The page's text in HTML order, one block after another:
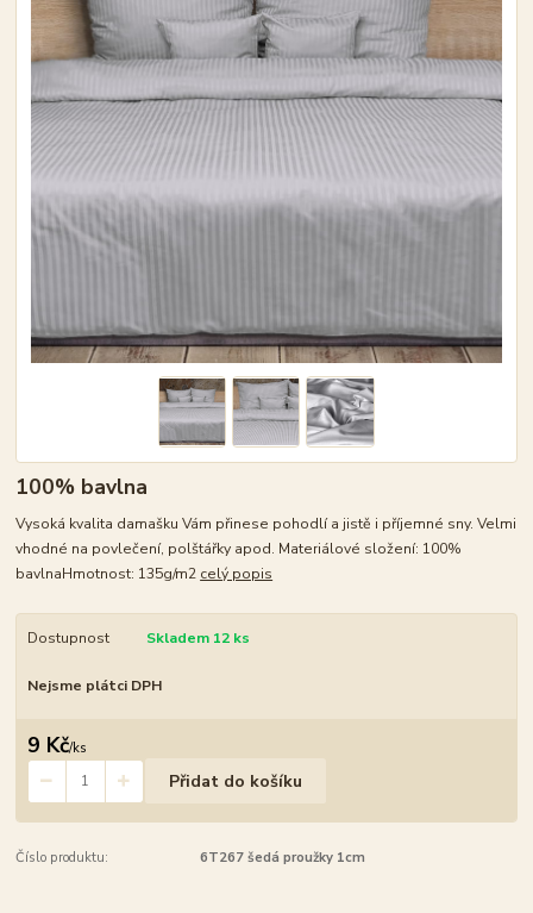
100% bavlna
Vysoká kvalita damašku Vám přinese pohodlí a jistě i příjemné sny. Velmi
vhodné na povlečení, polštářky apod. Materiálové složení: 100%
bavlnaHmotnost: 135g/m2 celý popis
Dostupnost Skladem 12 ks
Nejsme plátci DPH
9 Kč/ks
Přidat do košíku
Číslo produktu: 6T267 šedá proužky 1cm